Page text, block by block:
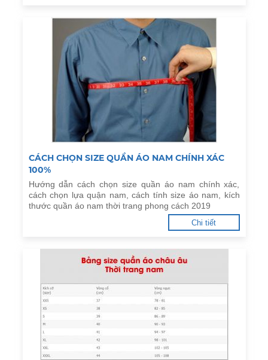
CÁCH CHỌN SIZE QUẦN ÁO NAM CHÍNH XÁC
100%
Hướng dẫn cách chọn size quần áo nam chính xác,
cách chọn lựa quận nam, cách tính size áo nam, kích
thước quần áo nam thời trang phong cách 2019
Chi tiết